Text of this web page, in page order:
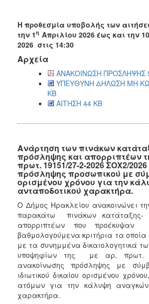
Η προθεσμία υποβολής των
την 1η Απριλίου 2026 έως και την 10
2026 στις 14:30
Αρχεία
ΑΝΑΚΟΙΝΩΣΗ ΠΡΟΣΛΗΨΗΣ
ΥΠΕΥΘΥΝΗ ΔΗΛΩΣΗ ΜΗ
KB
ΑΙΤΗΣΗ 44 KB
Ανάρτηση των πινάκων
πρόσληψης και απορριπτέων
πρωτ. 19151/27-2-2026 ΣΟΧ2/
πρόσληψης προσωπικού με
ορισμένου χρόνου για την
ανταποδοτικού χαρακτήρα.
Ο Δήμος Ηρακλείου ανακοινώνει
παρακάτω πινάκων κατάταξης-
απορριπτέων που
βαθμολογούμενα κριτήρια τα οποία
με τα συνημμένα δικαιολογητικά
υποψηφίων της με αρ. πρωτ.
ανακοίνωσης πρόσληψης με
ιδιωτικού δικαίου ορισμένου
ατόμων για την κάλυψη αναγκών
χαρακτήρα.